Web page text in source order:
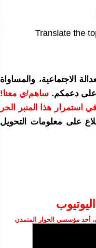
Translate the
الاجتماعية، والمساواة
على دعمكم. ساهم/ي معنا!
في استمرار هذا المنبر الحر
على معلومات التحويل
أحد مؤسسي الحوار المتمدن